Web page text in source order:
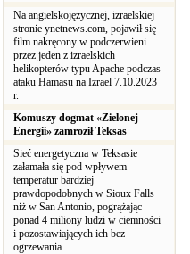
Na angielskojęzycznej, izraelskiej
stronie ynetnews.com, pojawił się
film nakręcony w podczerwieni
przez jeden z izraelskich
helikopterów typu Apache podczas
ataku Hamasu na Izrael 7.10.2023
r.
Komuszy dogmat «Zielonej
Energii» zamroził Teksas
Sieć energetyczna w Teksasie
załamała się pod wpływem
temperatur bardziej
prawdopodobnych w Sioux Falls
niż w San Antonio, pogrążając
ponad 4 miliony ludzi w ciemności
i pozostawiających ich bez
ogrzewania